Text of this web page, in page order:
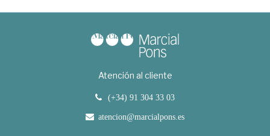
Atención al cliente
(+34) 91 304 33 03
atencion@marcialpons.es